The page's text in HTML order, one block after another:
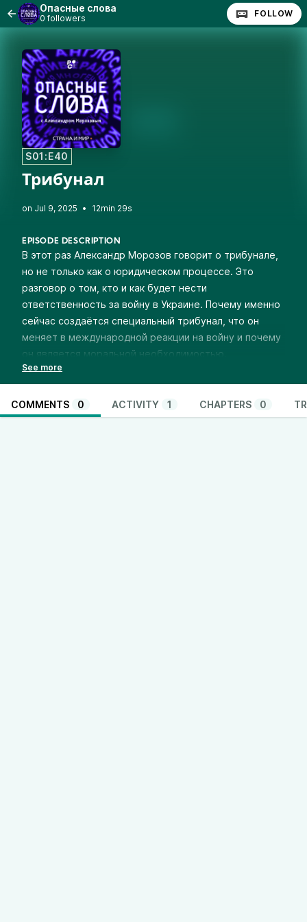
Опасные слова
0 followers FOLLOW
S01:E40
Трибунал
• 12min 29s
EPISODE DESCRIPTION
В этот раз Александр Морозов говорит о трибунале,
но не только как о юридическом процессе. Это
разговор о том, кто и как будет нести
ответственность за войну в Украине. Почему именно
сейчас создаётся специальный трибунал, что он
меняет в международной реакции на войну и почему
он является моральной необходимостью.
COMMENTS 0 ACTIVITY 1 CHAPTERS 0